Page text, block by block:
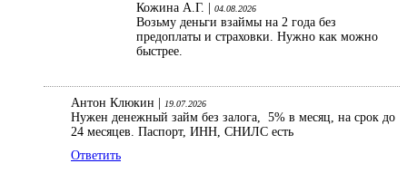
Кожина А.Г. | 04.08.2026
Возьму деньги взаймы на 2 года без
предоплаты и страховки. Нужно как можно
быстрее.
Антон Клюкин | 19.07.2026
Нужен денежный займ без залога, 5% в месяц, на срок до
24 месяцев. Паспорт, ИНН, СНИЛС есть
Ответить